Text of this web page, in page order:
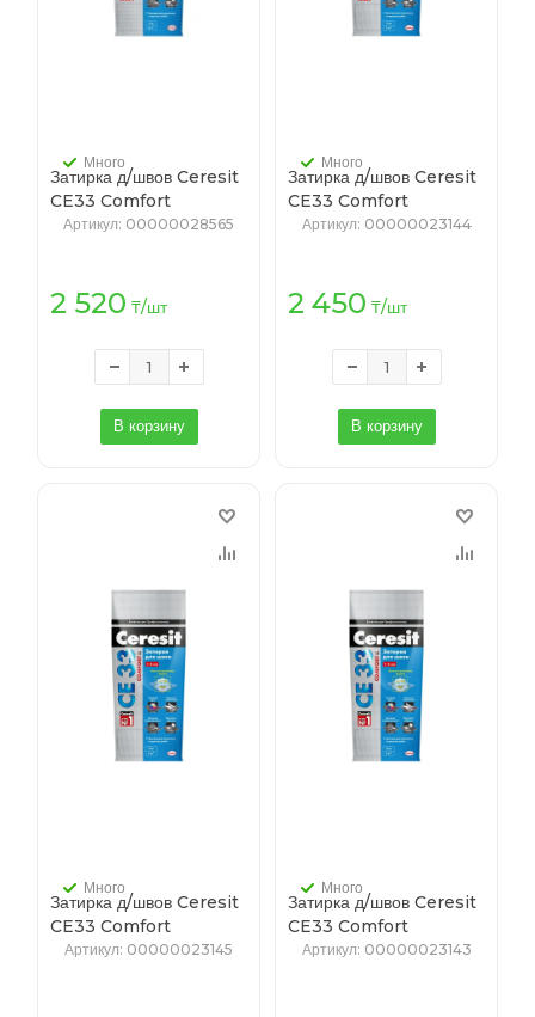
Затирка д/швов Ceresit
CE33 Comfort
Anthracite, /
Много
Артикул: 00000028565
2 520 ₸/шт
В корзину
Затирка д/швов Ceresit
CE33 Comfort
Caramel, 2кг/12/
Много
Артикул: 00000023144
2 450 ₸/шт
В корзину
Затирка д/швов Ceresit
CE33 Comfort
Chocolate, 2кг/12/
Много
Артикул: 00000023145
Затирка д/швов Ceresit
CE33 Comfort
Jasmine, 2кг
Много
Артикул: 00000023143